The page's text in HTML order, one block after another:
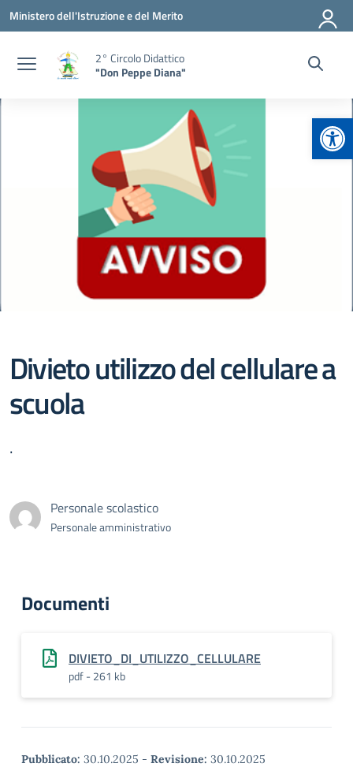
Vai ai contenuti
Vai al menu di navigazione
Vai al footer
Ministero dell'Istruzione e del Merito
2° Circolo Didattico
"Don Peppe Diana"
Divieto utilizzo del cellulare a
scuola
.
Personale scolastico
Personale amministrativo
Documenti
DIVIETO_DI_UTILIZZO_CELLULARE
pdf - 261 kb
Pubblicato: 30.10.2025 - Revisione: 30.10.2025